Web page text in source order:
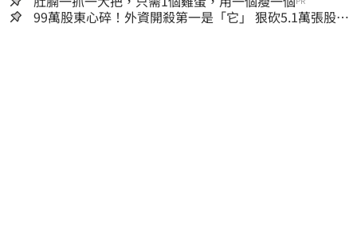
99萬股東心碎！外資開殺第一是「它」 狠砍5.1萬張股價